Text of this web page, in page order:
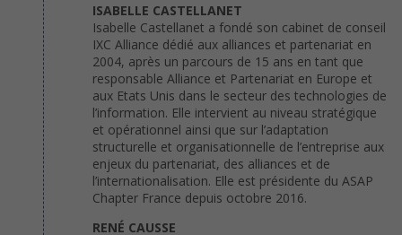
ISABELLE CASTELLANET
Isabelle Castellanet a fondé son cabinet de conseil
IXC Alliance dédié aux alliances et partenariat en
2004, après un parcours de 15 ans en tant que
responsable Alliance et Partenariat en Europe et
aux Etats Unis dans le secteur des technologies de
l’information. Elle intervient au niveau stratégique
et opérationnel ainsi que sur l’adaptation
structurelle et organisationnelle de l’entreprise aux
enjeux du partenariat, des alliances et de
l’internationalisation. Elle est présidente du ASAP
Chapter France depuis octobre 2016.
RENÉ CAUSSE